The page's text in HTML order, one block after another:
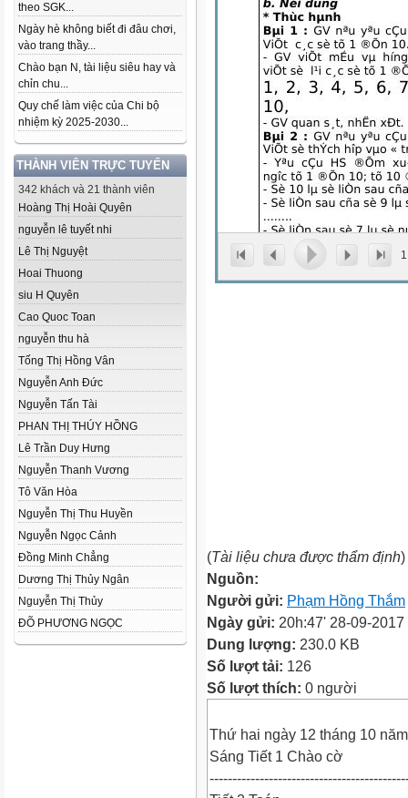
theo SGK...
Ngày hè không biết đi đâu chơi,
vào trang thầy...
Chào bạn N, tài liệu siêu hay và
chỉn chu...
Quy chế làm việc của Chi bộ
nhiệm kỳ 2025-2030...
THÀNH VIÊN TRỰC TUYẾN
342 khách và 21 thành viên
Hoàng Thị Hoài Quyên
nguyễn lê tuyết nhi
Lê Thị Nguyệt
Hoai Thuong
siu H Quyên
Cao Quoc Toan
nguyễn thu hà
Tống Thị Hồng Vân
Nguyễn Anh Đức
Nguyễn Tấn Tài
PHAN THỊ THÚY HỒNG
Lê Trần Duy Hưng
Nguyễn Thanh Vương
Tô Văn Hòa
Nguyễn Thị Thu Huyền
Nguyễn Ngọc Cảnh
Đồng Minh Chẳng
Dương Thị Thủy Ngân
Nguyễn Thị Thủy
ĐÕ PHƯƠNG NGỌC
1
(Tài liệu chưa được thẩm định)
Nguồn:
Người gửi: Phạm Hồng Thắm
Ngày gửi: 20h:47' 28-09-2017
Dung lượng: 230.0 KB
Số lượt tải: 126
Số lượt thích: 0 người
Thứ hai ngày 12 tháng 10
Sáng Tiết 1 Chào cờ